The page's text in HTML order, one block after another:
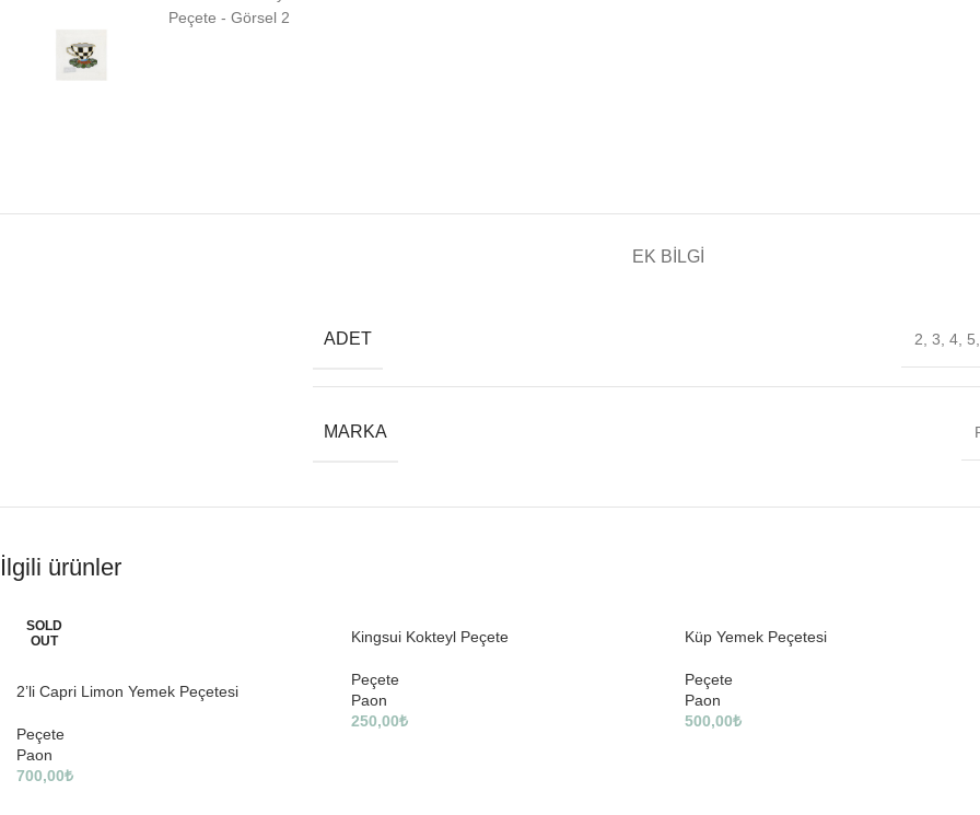
EK BILGI
ADET 2 3 4 5
MARKA
İlgili ürünler
SOLD
OUT
2’li Capri Limon Yemek Peçetesi
Peçete
Paon
700,00₺
Kingsui Kokteyl Peçete
Peçete
Paon
250,00₺
Küp Yemek Peçetesi
Peçete
Paon
500,00₺